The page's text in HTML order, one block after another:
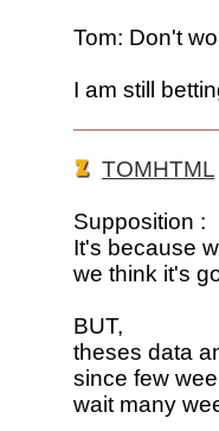
Tom: Don't
I am still
TOMHTML
Supposition :
It's because
we think it's
BUT,
theses data
since few
wait many